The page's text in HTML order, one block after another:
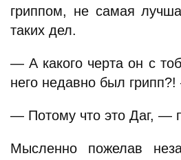
гриппом, не самая
таких дел.
— А какого черта он с
него недавно был
— Потому что это Даг, —
Мысленно пожелав